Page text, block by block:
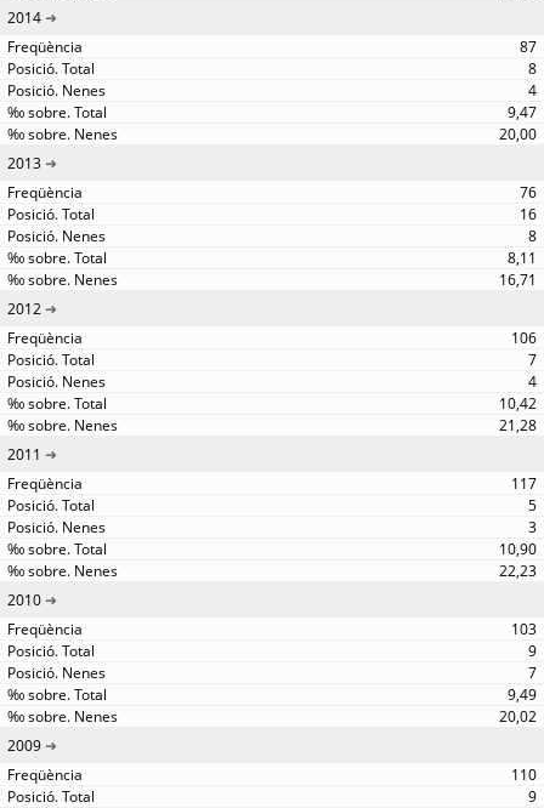
2014
87
8
4
9,47
20,00
2013
76
16
8
8,11
16,71
2012
106
7
4
10,42
21,28
2011
117
5
3
10,90
22,23
2010
103
9
7
9,49
20,02
2009
110
9